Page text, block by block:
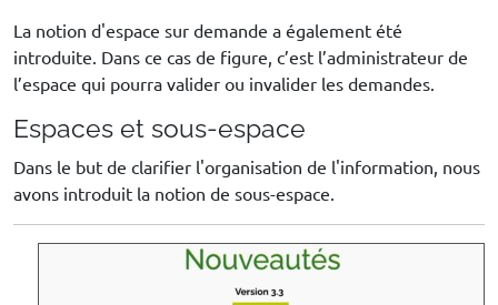
La notion d'espace sur demande a également été
introduite. Dans ce cas de figure, c’est l’administrateur de
l’espace qui pourra valider ou invalider les demandes.
Espaces et sous-espace
Dans le but de clarifier l'organisation de l'information, nous
avons introduit la notion de sous-espace.